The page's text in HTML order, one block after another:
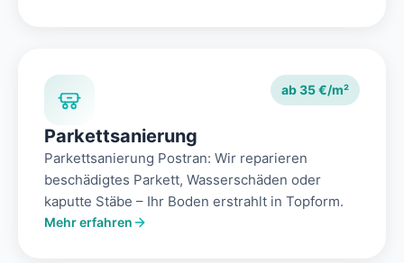
ab 35 €/m²
Parkettsanierung
Parkettsanierung Postran: Wir reparieren
beschädigtes Parkett, Wasserschäden oder
kaputte Stäbe – Ihr Boden erstrahlt in Topform.
Mehr erfahren